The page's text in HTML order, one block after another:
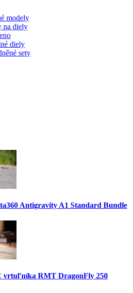
modely
na diely
diely
sety
Antigravity A1 Standard Bundle
vrtuľníka RMT DragonFly 250